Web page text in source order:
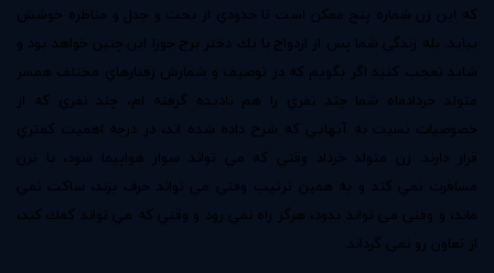
كه اين زن شماره پنج ممكن است تا حدودي از بحث و جدل و مناظره خوشش
بيايد. بله زندگي شما پس از ازدواج با يك دختر برج جوزا اين چنين خواهد بود و
شايد تعجب كنيد اگر بگويم كه در توصيف و شمارش رفتارهاي مختلف همسر
متولد خردادماه شما چند نفري را هم ناديده گرفته ام، چند نفري كه از
خصوصيات نسبت به آنهايي كه شرح داده شده اند، در درجه اهميت كمتري
قرار دارند. زن متولد خرداد وقتي كه مي تواند سوار هواپيما شود، با ترن
مسافرت نمي كند و به همين ترتيب وقتي مي تواند حرف بزند، ساكت نمي
ماند، و وقتي مي تواند بدود، هرگز راه نمي رود و وقتي كه مي تواند كمك كند،
از تعاون رو نمي گرداند.